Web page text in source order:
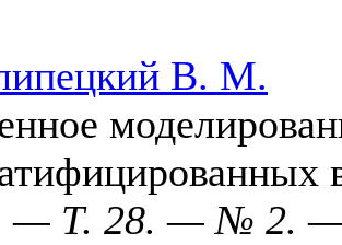
В. М.
— Т. 28. — № 2.